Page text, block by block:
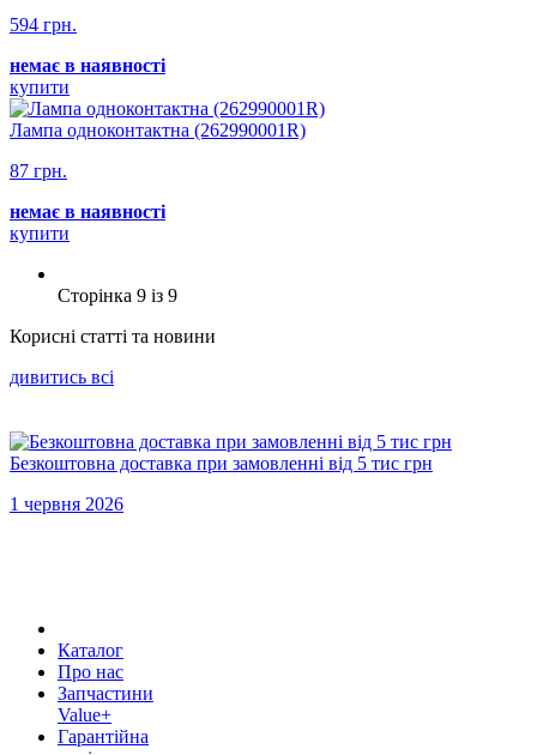
594 грн.
немає в наявності
купити
Лампа одноконтактна (262990001R)
87 грн.
немає в наявності
купити
Сторінка 9 iз 9
Корисні статті та новини
дивитись всi
Безкоштовна доставка при замовленні від 5 тис грн
1 червня 2026
Каталог
Про нас
Запчастини
Value+
Гарантійна